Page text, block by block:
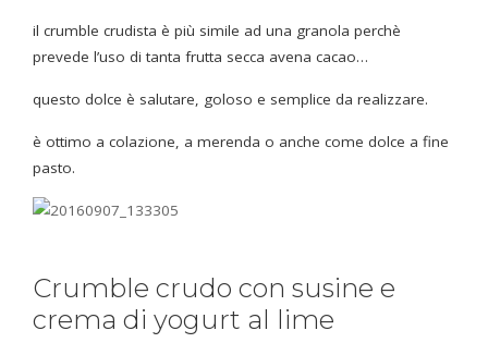
il crumble crudista è più simile ad una granola perchè
prevede l’uso di tanta frutta secca avena cacao…
questo dolce è salutare, goloso e semplice da realizzare.
è ottimo a colazione, a merenda o anche come dolce a fine
pasto.
Crumble crudo con susine e
crema di yogurt al lime